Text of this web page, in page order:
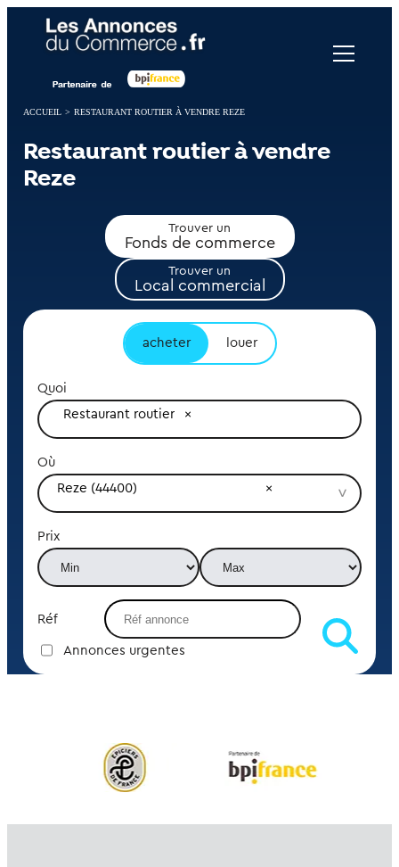
ACCUEIL > RESTAURANT ROUTIER À VENDRE REZE
Restaurant routier à vendre
Reze
Trouver un
Fonds de commerce
Trouver un
Local commercial
acheter louer
Quoi
Restaurant routier
Où
Reze (44400)
Prix
Réf
Annonces urgentes
Panneau de gestion des cookies